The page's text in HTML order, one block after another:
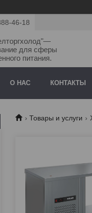
46-18
для сферы
питания.
О НАС КОНТАКТЫ
Товары и услуги